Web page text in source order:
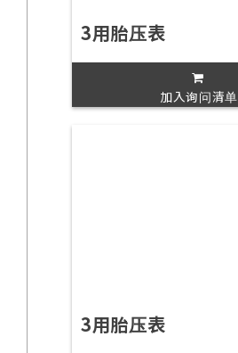
3用胎压表
加入询问清单
3用胎压表